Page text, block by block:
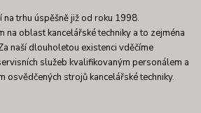
trhu úspěšně již od roku 1998.
na oblast kancelářské techniky a to zejména
naší dlouholetou existenci vděčíme
služeb kvalifikovaným personálem a
osvědčených strojů kancelářské techniky.